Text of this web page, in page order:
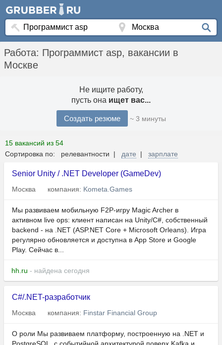
Работа: Программист asp, вакансии в
Москве
Не ищите работу,
пусть она ищет вас...
Создать резюме ~ 3 минуты
15 вакансий из 54
Сортировка по: релевантности | дате | зарплате
Senior Unity / .NET Developer (GameDev)
Москва компания: Kometa.Games
Мы развиваем мобильную F2P-игру Magic Archer в
активном live ops: клиент написан на Unity/C#, собственный
backend - на .NET (ASP.NET Core + Microsoft Orleans). Игра
регулярно обновляется и доступна в App Store и Google
Play. Сейчас в...
hh.ru - найдена сегодня
C#/.NET-разработчик
Москва компания: Finstar Financial Group
О роли Мы развиваем платформу, построенную на .NET и